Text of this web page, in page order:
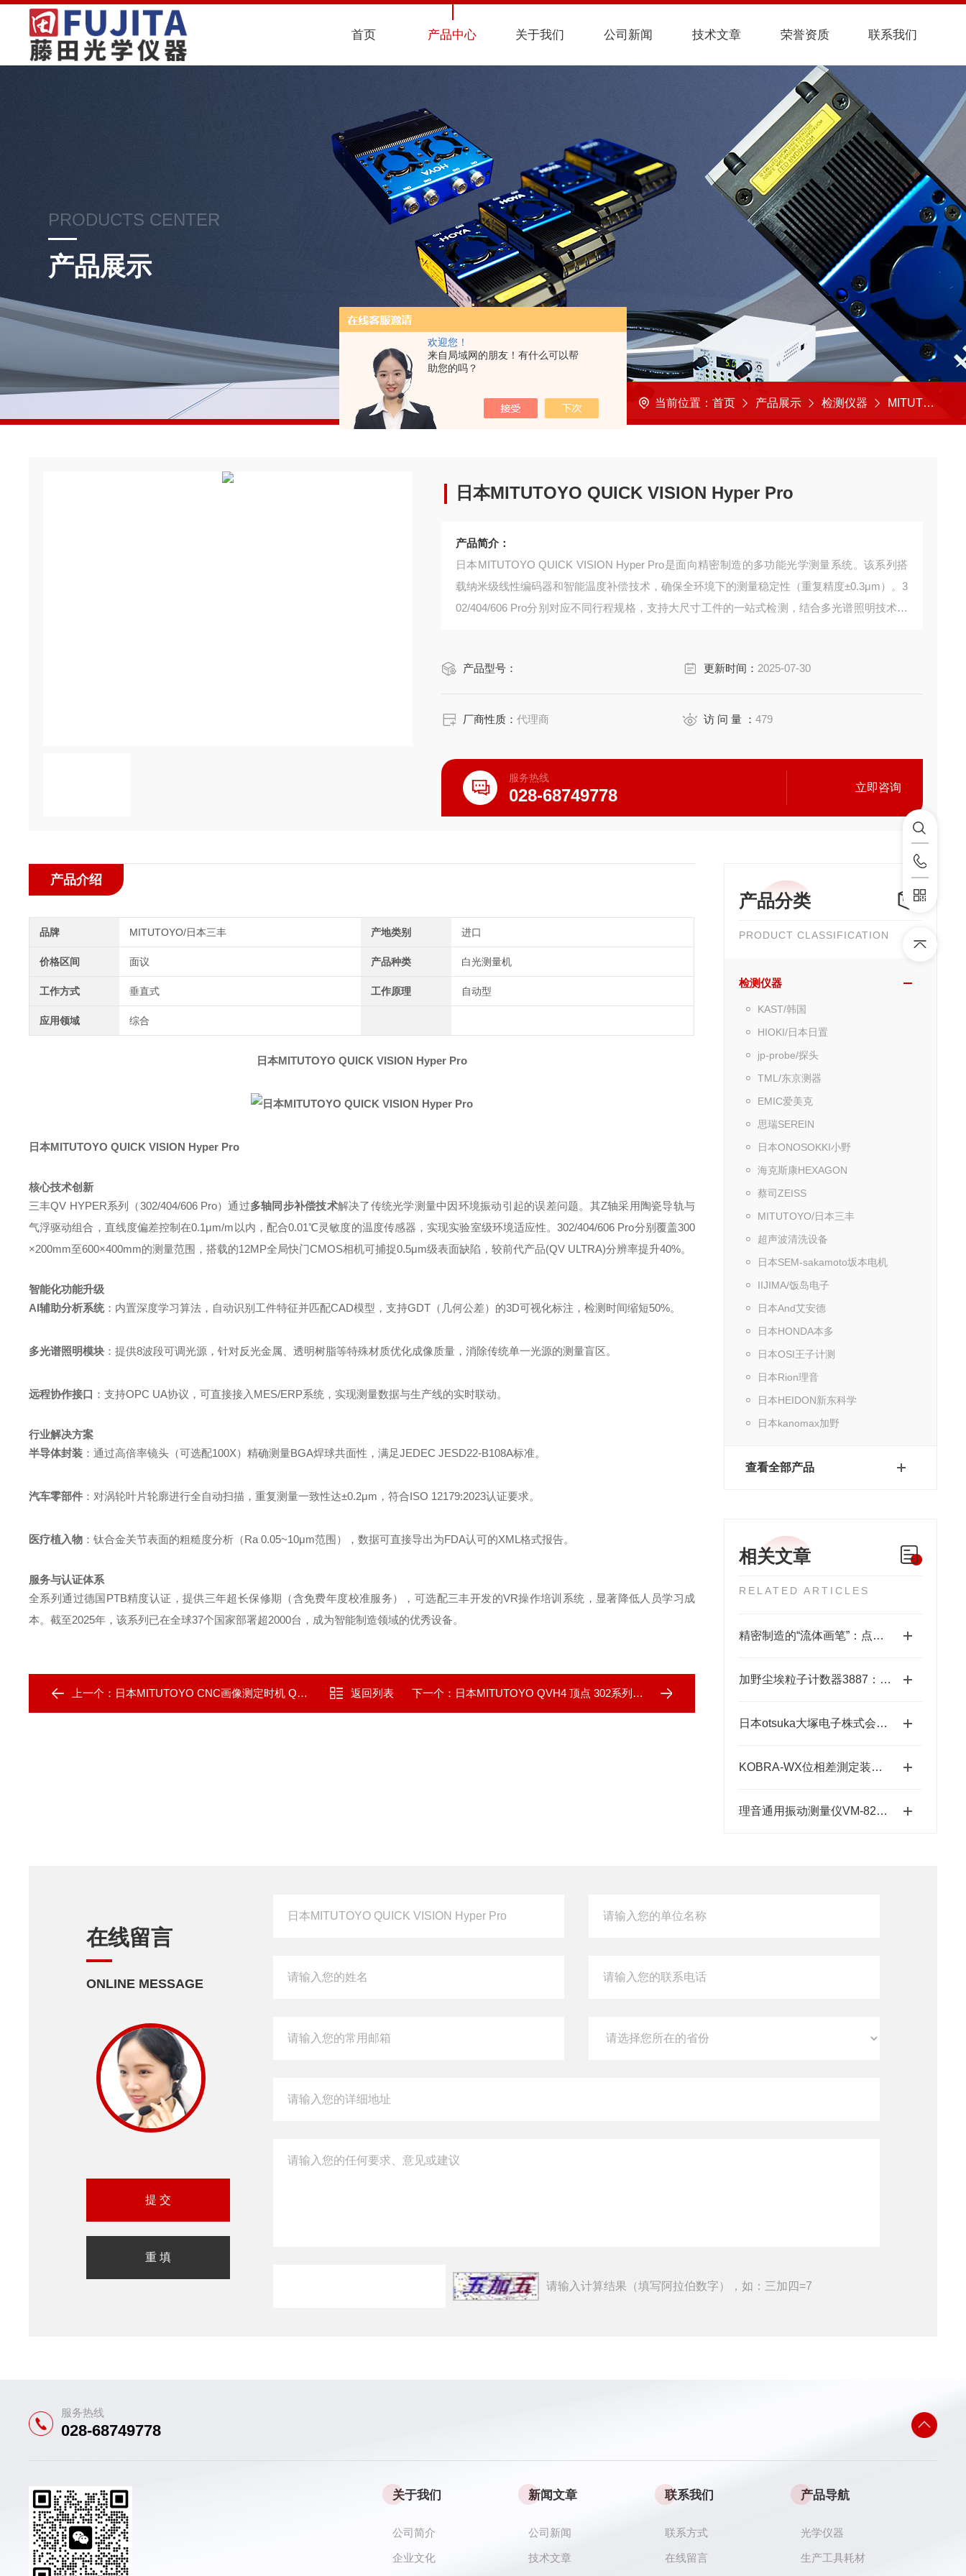
欢迎您！
来自局域网的朋友！有什么可以帮
助您的吗？
首页 产品中心 关于我们 公司新闻 技术文章 荣誉资质 联系我们
PRODUCTS CENTER
产品展示
当前位置： 首页 产品展示 检测仪器 MITUTOYO/日本三丰
日本MITUTOYO QUICK VISION Hyper Pro
产品简介：
日本MITUTOYO QUICK VISION Hyper Pro是面向精密制造的多功能光学测量系统。该系列搭
载纳米级线性编码器和智能温度补偿技术，确保全环境下的测量稳定性（重复精度±0.3μm）。3
02/404/606 Pro分别对应不同行程规格，支持大尺寸工件的一站式检测，结合多光谱照明技术，
产品型号： 更新时间： 2025-07-30
厂商性质：代理商 访 问 量 ：479
服务热线
028-68749778 立即咨询
产品分类
PRODUCT CLASSIFICATION
检测仪器
KAST/韩国
HIOKI/日本日置
jp-probe/探头
TML/东京测器
EMIC爱美克
思瑞SEREIN
日本ONOSOKKI小野
海克斯康HEXAGON
蔡司ZEISS
MITUTOYO/日本三丰
超声波清洗设备
日本SEM-sakamoto坂本电机
IIJIMA/饭岛电子
日本And艾安德
日本HONDA本多
日本OSI王子计测
日本Rion理音
日本HEIDON新东科学
日本kanomax加野
查看全部产品
相关文章
RELATED ARTICLES
精密制造的“流体画笔”：点胶机技术全景解析
加野尘埃粒子计数器3887：洁净环境中的“微观哨兵”与洁净度“审计官”
日本otsuka大塚电子株式会社【NEW】新品光波动场三次元显微镜MINUK
KOBRA-WX位相差測定装置技术原理：让“相位”变成“光强”
理音通用振动测量仪VM-82A的功能特性与设备维护应用
产品介绍
品牌 MITUTOYO/日本三丰 产地类别 进口
价格区间 面议 产品种类 白光测量机
工作方式 垂直式 工作原理 自动型
应用领域 综合
日本MITUTOYO QUICK VISION Hyper Pro
日本MITUTOYO QUICK VISION Hyper Pro
核心技术创新
三丰QV HYPER系列（302/404/606 Pro）通过多轴同步补偿技术解决了传统光学测量中因环境振动引起的误差问题。其Z轴采用陶瓷导轨与
气浮驱动组合，直线度偏差控制在0.1μm/m以内，配合0.01℃灵敏度的温度传感器，实现实验室级环境适应性。302/404/606 Pro分别覆盖300
×200mm至600×400mm的测量范围，搭载的12MP全局快门CMOS相机可捕捉0.5μm级表面缺陷，较前代产品(QV ULTRA)分辨率提升40%。
智能化功能升级
AI辅助分析系统：内置深度学习算法，自动识别工件特征并匹配CAD模型，支持GDT（几何公差）的3D可视化标注，检测时间缩短50%。
多光谱照明模块 ：提供8波段可调光源，针对反光金属、透明树脂等特殊材质优化成像质量，消除传统单一光源的测量盲区。
远程协作接口 ：支持OPC UA协议，可直接接入MES/ERP系统，实现测量数据与生产线的实时联动。
行业解决方案
半导体封装 ：通过高倍率镜头（可选配100X）精确测量BGA焊球共面性，满足JEDEC JESD22-B108A标准。
汽车零部件 ：对涡轮叶片轮廓进行全自动扫描，重复测量一致性达±0.2μm，符合ISO 12179:2023认证要求。
医疗植入物 ：钛合金关节表面的粗糙度分析（Ra 0.05~10μm范围），数据可直接导出为FDA认可的XML格式报告。
服务与认证体系
全系列通过德国PTB精度认证，提供三年超长保修期（含免费年度校准服务），可选配三丰开发的VR操作培训系统，显著降低人员学习成
本。截至2025年，该系列已在全球37个国家部署超2000台，成为智能制造领域的优秀设备。
上一个： 日本MITUTOYO CNC画像测定时机 QV ULTRA 返回列表 下一个： 日本MITUTOYO QVH4 顶点 302系列专业版
在线留言
ONLINE MESSAGE
请输入计算结果（填写阿拉伯数字），如：三加四=7
服务热线
028-68749778
关于我们
公司简介
企业文化
新闻文章
公司新闻
技术文章
联系我们
联系方式
在线留言
产品导航
光学仪器
生产工具耗材